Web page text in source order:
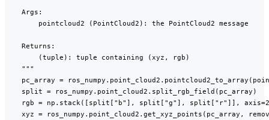
    Args:
        pointcloud2 (PointCloud2): the PointCloud2 message
    Returns:
        (tuple): tuple containing (xyz, rgb)
    """
pc_array =
    split = ros_numpy.point_cloud2.split_rgb_field(pc_array)
rgb = np.stack([split["b"], split["g"], split["r"]],
xyz = ros_numpy.point_cloud2.get_xyz_points(pc_array,